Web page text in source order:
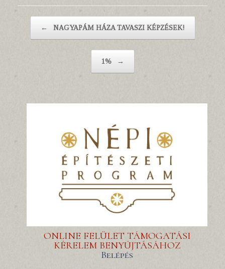
←
NAGYAPÁM HÁZA TAVASZI KÉPZÉSEK!
1% →
ONLINE FELÜLET TÁMOGATÁSI
KÉRELEM BENYÚJTÁSÁHOZ
Belépés